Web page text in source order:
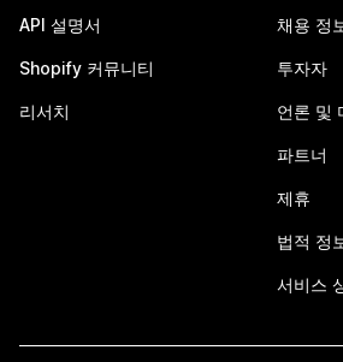
API 설명서
Shopify 커뮤니티
리서치
채용 정
투자자
언론 및
파트너
제휴
법적 정
서비스